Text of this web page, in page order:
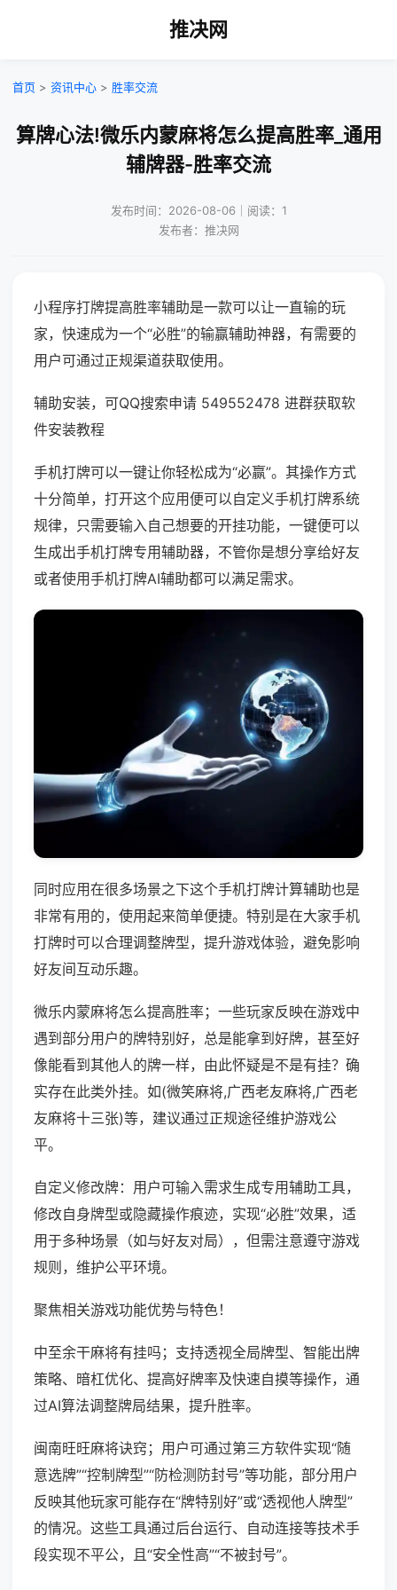
推决网
首页 > 资讯中心 > 胜率交流
算牌心法!微乐内蒙麻将怎么提高胜率_通用
辅牌器-胜率交流
发布时间：2026-08-06｜阅读：1
发布者：推决网
小程序打牌提高胜率辅助是一款可以让一直输的玩
家，快速成为一个“必胜”的输赢辅助神器，有需要的
用户可通过正规渠道获取使用。
辅助安装，可QQ搜索申请 549552478 进群获取软
件安装教程
手机打牌可以一键让你轻松成为“必赢”。其操作方式
十分简单，打开这个应用便可以自定义手机打牌系统
规律，只需要输入自己想要的开挂功能，一键便可以
生成出手机打牌专用辅助器，不管你是想分享给好友
或者使用手机打牌AI辅助都可以满足需求。
同时应用在很多场景之下这个手机打牌计算辅助也是
非常有用的，使用起来简单便捷。特别是在大家手机
打牌时可以合理调整牌型，提升游戏体验，避免影响
好友间互动乐趣。
微乐内蒙麻将怎么提高胜率；一些玩家反映在游戏中
遇到部分用户的牌特别好，总是能拿到好牌，甚至好
像能看到其他人的牌一样，由此怀疑是不是有挂？确
实存在此类外挂。如(微笑麻将,广西老友麻将,广西老
友麻将十三张)等，建议通过正规途径维护游戏公
平。
自定义修改牌：用户可输入需求生成专用辅助工具，
修改自身牌型或隐藏操作痕迹，实现“必胜”效果，适
用于多种场景（如与好友对局），但需注意遵守游戏
规则，维护公平环境。
聚焦相关游戏功能优势与特色！
中至余干麻将有挂吗；支持透视全局牌型、智能出牌
策略、暗杠优化、提高好牌率及快速自摸等操作，通
过AI算法调整牌局结果，提升胜率。
闽南旺旺麻将诀窍；用户可通过第三方软件实现“随
意选牌”“控制牌型”“防检测防封号”等功能，部分用户
反映其他玩家可能存在“牌特别好”或“透视他人牌型”
的情况。这些工具通过后台运行、自动连接等技术手
段实现不平公，且“安全性高”“不被封号”。